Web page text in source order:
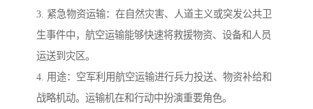
3. 紧急物资运输：在自然灾害、人道主义或突发公共卫
生事件中，航空运输能够快速将救援物资、设备和人员
运送到灾区。
4. 用途：空军利用航空运输进行兵力投送、物资补给和
战略机动。运输机在和行动中扮演重要角色。